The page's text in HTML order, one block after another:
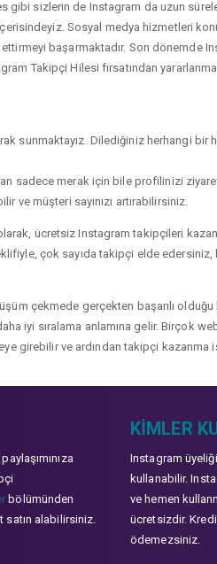
gibi sizlerin de Instagram da uzun
Sosyal medya hizmetleri
başarmaktadır. Son dönemde
Takipçi Hilesi fırsatından
sunmaktayız. Dilediğiniz herhangi
sadece merak için bile profilinizi
ve müşteri sayınızı artırabilirsiniz.
ücretsiz Instagram takipçileri
çok sayıda takipçi elde edersiniz,
çekmede gerçekten başarılı
iyi sıralama anlamına gelir. Birçok
girebilir ve ardından takipçi kazanma
bölümünden
satın alabilirsiniz.
KIMLER
Instagram
kullanabilir.
ve hemen
ücretsizdir.
ödemezsiniz.